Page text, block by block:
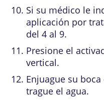
Si su médico le
aplicación por
del 4 al 9.
Presione el
vertical.
Enjuague su
trague el agua.